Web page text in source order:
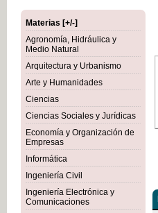
Materias [+/-]
Agronomía, Hidráulica y
Medio Natural
Arquitectura y Urbanismo
Arte y Humanidades
Ciencias
Ciencias Sociales y Jurídicas
Economía y Organización de
Empresas
Informática
Ingeniería Civil
Ingeniería Electrónica y
Comunicaciones